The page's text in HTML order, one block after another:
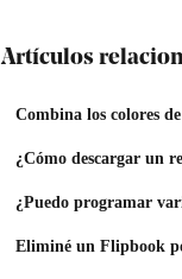
Artículos
Combina los colores
¿Cómo descargar un
¿Puedo programar
Eliminé un Flipbook